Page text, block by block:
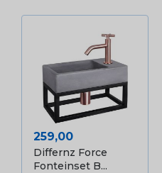
Prijs
259,00
Differnz Force
Fonteinset B...